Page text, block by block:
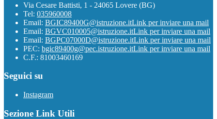
Via Cesare Battisti, 1 - 24065 Lovere (BG)
Tel: 035960008
Email: BGIC89400G@istruzione.itLink per inviare una mail
Email: BGVC010005@istruzione.itLink per inviare una mail
Email: BGPC07000D@istruzione.itLink per inviare una mail
PEC: bgic89400g@pec.istruzione.itLink per inviare una mail
C.F.: 81003460169
Seguici su
Instagram
Sezione Link Utili